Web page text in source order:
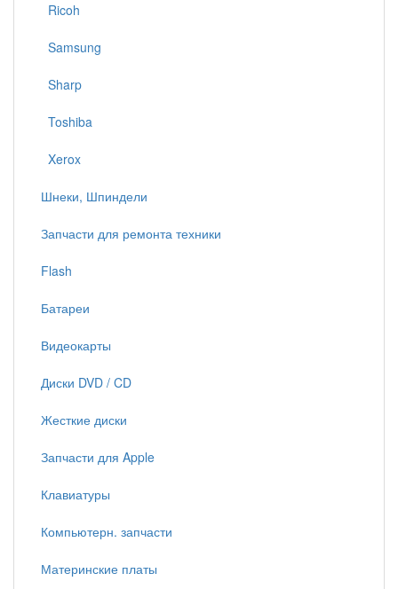
Ricoh
Samsung
Sharp
Toshiba
Xerox
Шнеки, Шпиндели
Запчасти для ремонта техники
Flash
Батареи
Видеокарты
Диски DVD / CD
Жесткие диски
Запчасти для Apple
Клавиатуры
Компьютерн. запчасти
Материнские платы